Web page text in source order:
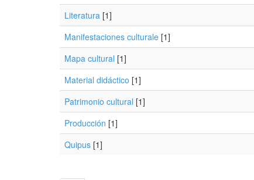
Literatura [1]
Manifestaciones culturale [1]
Mapa cultural [1]
Material didáctico [1]
Patrimonio cultural [1]
Producción [1]
Quipus [1]